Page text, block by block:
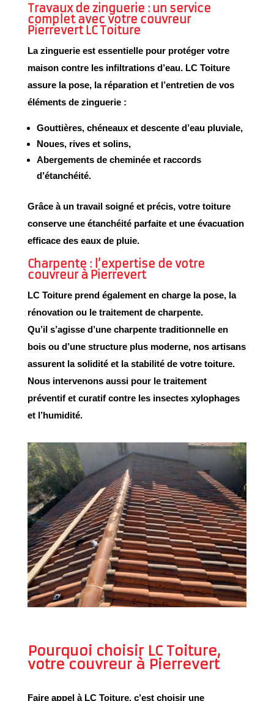
Travaux de zinguerie : un service
complet avec votre couvreur
Pierrevert LC Toiture
Lazinguerieest essentielle pour protéger votre
maison contre les infiltrations d’eau. LC Toiture
assure la pose, la réparationet l’entretiende vos
éléments de zinguerie :
Gouttières, chéneauxet descente d’eau pluviale,
Noues, riveset solins,
Abergements de cheminéeet raccords
d’étanchéité.
Grâce à un travail soigné et précis, votre toiture
conserve une étanchéité parfaiteet une évacuation
efficace des eaux de pluie.
Charpente : l’expertise de votre
couvreur à Pierrevert
LC Toiture prend également en charge la pose, la
rénovationou le traitement de charpente.
Qu’il s’agisse d’une charpente traditionnelle en
bois ou d’une structure plus moderne, nos artisans
assurent lasoliditéet lastabilitéde votre toiture.
Nous intervenons aussi pour le traitement
préventif et curatifcontre les insectes xylophages
et l’humidité.
Pourquoi choisir LC Toiture,
votre couvreur à Pierrevert
Faire appel à LC Toiture, c’est choisir une